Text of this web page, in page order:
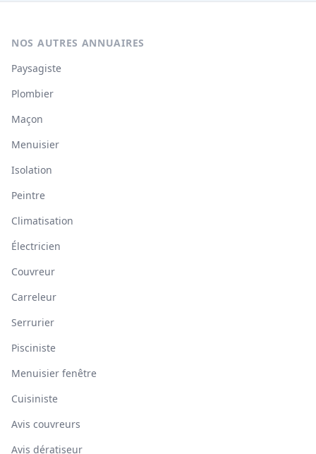
NOS AUTRES ANNUAIRES
Paysagiste
Plombier
Maçon
Menuisier
Isolation
Peintre
Climatisation
Électricien
Couvreur
Carreleur
Serrurier
Pisciniste
Menuisier fenêtre
Cuisiniste
Avis couvreurs
Avis dératiseur